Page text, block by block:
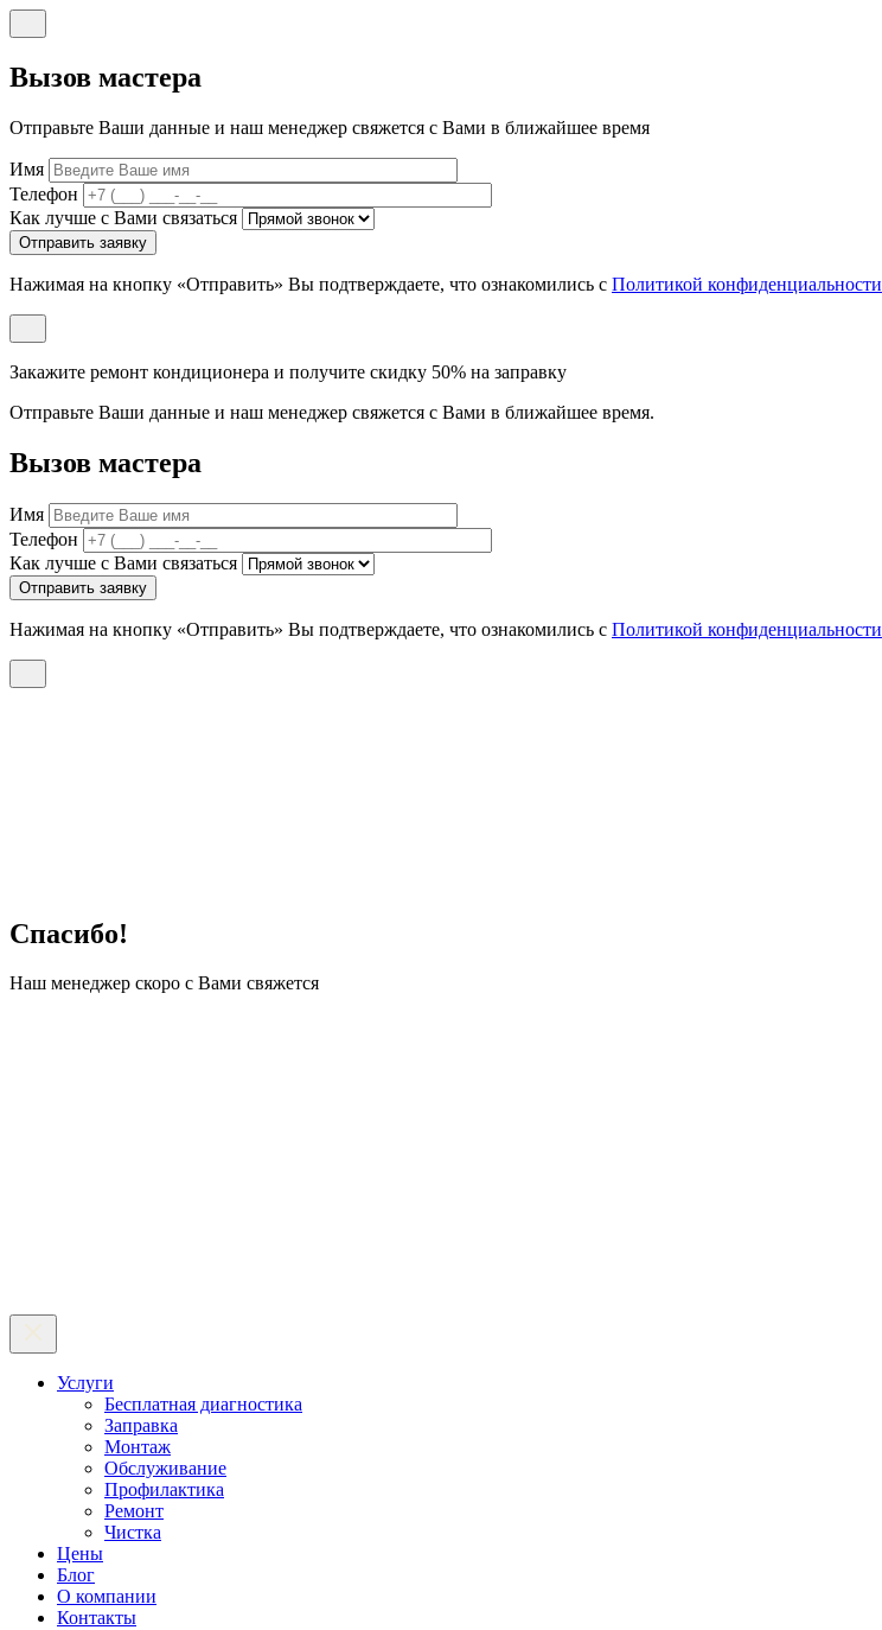
Вызов мастера
Отправьте Ваши данные и наш менеджер свяжется с Вами в ближайшее время
Имя
Телефон
Как лучше с Вами связаться
Отправить заявку
Нажимая на кнопку «Отправить» Вы подтверждаете, что ознакомились с Политикой конфиденциальности
Закажите ремонт кондиционера и получите скидку 50% на заправку
Отправьте Ваши данные и наш менеджер свяжется с Вами в ближайшее время.
Вызов мастера
Имя
Телефон
Как лучше с Вами связаться
Отправить заявку
Нажимая на кнопку «Отправить» Вы подтверждаете, что ознакомились с Политикой конфиденциальности
Спасибо!
Наш менеджер скоро с Вами свяжется
Услуги
Бесплатная диагностика
Заправка
Монтаж
Обслуживание
Профилактика
Ремонт
Чистка
Цены
Блог
О компании
Контакты